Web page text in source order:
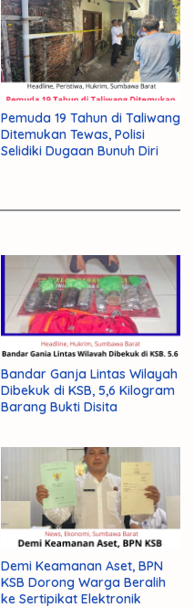
Pemuda 19 Tahun di Taliwang
Ditemukan Tewas, Polisi
Selidiki Dugaan Bunuh Diri
Bandar Ganja Lintas Wilayah
Dibekuk di KSB, 5,6 Kilogram
Barang Bukti Disita
Demi Keamanan Aset, BPN
KSB Dorong Warga Beralih
ke Sertipikat Elektronik